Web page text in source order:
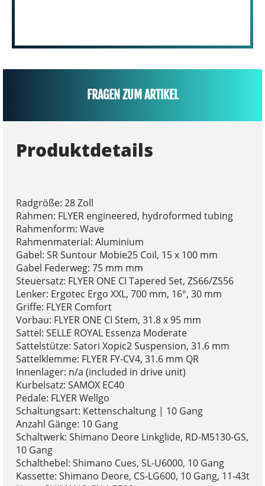
FRAGEN ZUM ARTIKEL
Produktdetails
Radgröße: 28 Zoll
Rahmen: FLYER engineered, hydroformed tubing
Rahmenform: Wave
Rahmenmaterial: Aluminium
Gabel: SR Suntour Mobie25 Coil, 15 x 100 mm
Gabel Federweg: 75 mm mm
Steuersatz: FLYER ONE CI Tapered Set, ZS66/ZS56
Lenker: Ergotec Ergo XXL, 700 mm, 16°, 30 mm
Griffe: FLYER Comfort
Vorbau: FLYER ONE CI Stem, 31.8 x 95 mm
Sattel: SELLE ROYAL Essenza Moderate
Sattelstütze: Satori Xopic2 Suspension, 31.6 mm
Sattelklemme: FLYER FY-CV4, 31.6 mm QR
Innenlager: n/a (included in drive unit)
Kurbelsatz: SAMOX EC40
Pedale: FLYER Wellgo
Schaltungsart: Kettenschaltung | 10 Gang
Anzahl Gänge: 10 Gang
Schaltwerk: Shimano Deore Linkglide, RD-M5130-GS,
10 Gang
Schalthebel: Shimano Cues, SL-U6000, 10 Gang
Kassette: Shimano Deore, CS-LG600, 10 Gang, 11-43t